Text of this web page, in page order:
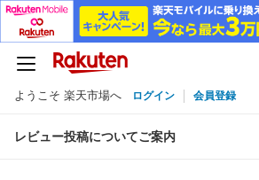
ようこそ 楽天市場へ ログイン 会員登録
レビュー投稿についてご案内